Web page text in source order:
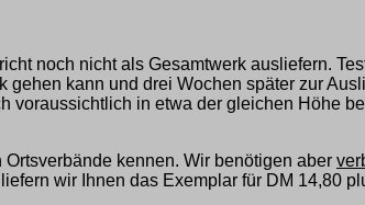
noch nicht als Gesamtwerk ausliefern.
gehen kann und drei Wochen später zur
voraussichtlich in etwa der gleichen Höhe
kennen. Wir benötigen aber
wir Ihnen das Exemplar für DM 14,80